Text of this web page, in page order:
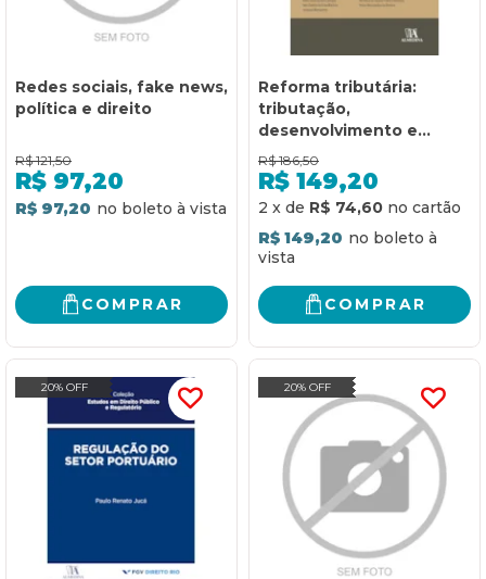
Redes sociais, fake news,
política e direito
R$ 121,50
R$ 97,20
R$ 97,20
COMPRAR
Reforma tributária:
tributação,
desenvolvimento e
economia digital
R$ 186,50
R$ 149,20
2 x de R$ 74,60
R$ 149,20
COMPRAR
20% OFF 20% OFF